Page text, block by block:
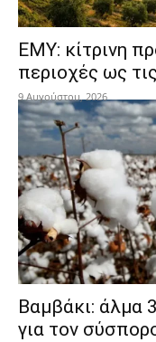
ΕΜΥ: κίτρινη
περιοχές ως
9 Αυγούστου, 2026
Βαμβάκι: άλμα
για τον